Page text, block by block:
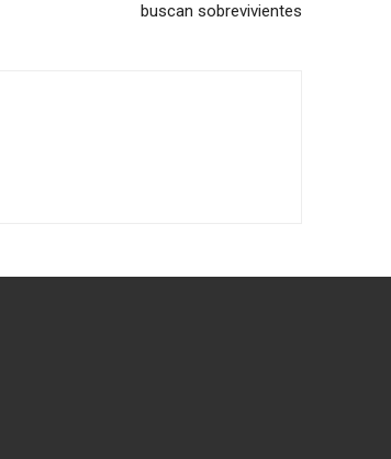
buscan sobrevivientes